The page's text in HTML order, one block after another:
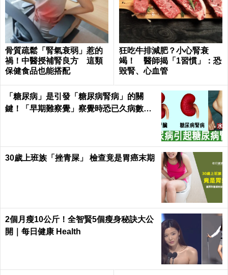
骨質疏鬆「腎氣衰弱」惹的
禍！中醫授補腎良方 這類
保健食品也能搭配
狂吃牛排減肥？小心腎衰
竭！ 醫師揭「1習慣」：恐
毀腎、心血管
「糖尿病」是引發「糖尿病腎病」的關
鍵！「早期難察覺」察覺時恐已久病數
30歲上班族「挫青屎」 檢查竟是胃癌末期
2個月瘦10公斤！全智賢5個瘦身秘訣大公
開｜每日健康 Health